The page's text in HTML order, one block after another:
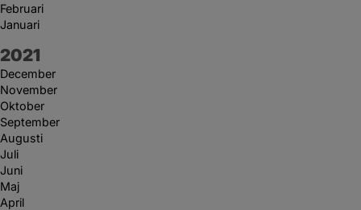
Februari
Januari
År:
2021
December
November
Oktober
September
Augusti
Juli
Juni
Maj
April